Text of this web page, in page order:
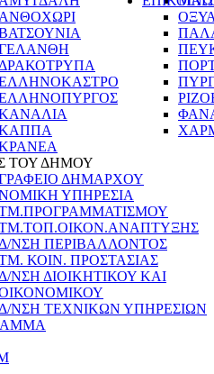
ΑΝΘΟΧΩΡΙ
ΔΡΑΚΟΤΡΥΠΑ
ΤΟΥ ΔΗΜΟΥ
ΔΗΜΑΡΧΟΥ
ΥΠΗΡΕΣΙΑ
Δ/ΝΣΗ ΠΕΡΙΒΑΛΛΟΝΤΟΣ
ΚΟΙΝ. ΠΡΟΣΤΑΣΙΑΣ
Δ/ΝΣΗ ΔΙΟΙΚΗΤΙΚΟΥ ΚΑΙ
Δ/ΝΣΗ ΤΕΧΝΙΚΩΝ ΥΠΗΡΕΣΙΩΝ